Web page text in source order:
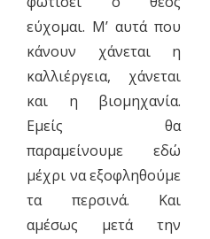
εύχομαι. Μ’ αυτά που
κάνουν χάνεται η
καλλιέργεια, χάνεται
και η βιομηχανία.
Εμείς θα
παραμείνουμε εδώ
μέχρι να εξοφληθούμε
τα περσινά. Και
αμέσως μετά την